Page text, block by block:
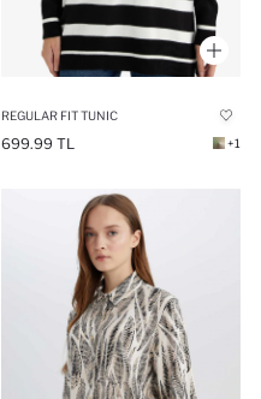
REGULAR FIT TUNIC
699.99 TL +1